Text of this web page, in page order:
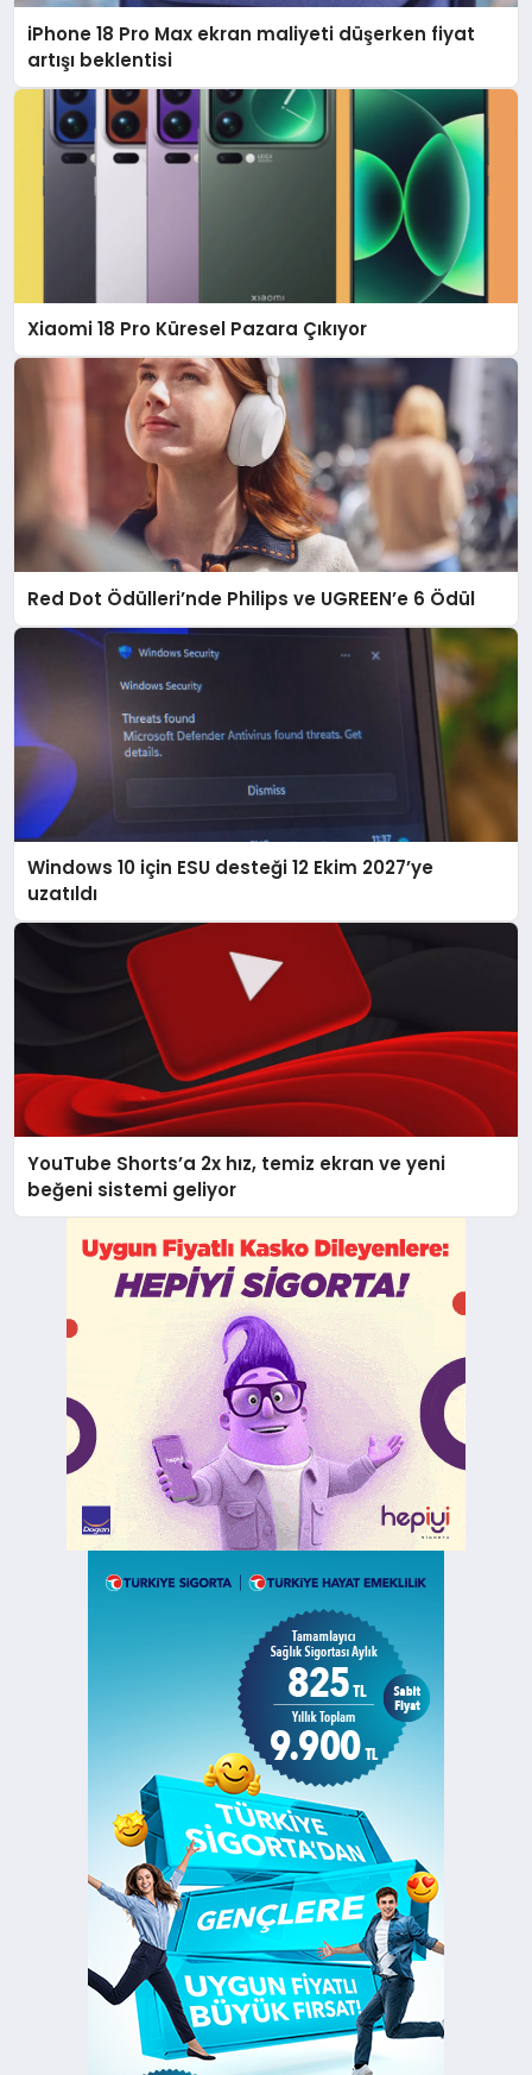
iPhone 18 Pro Max ekran maliyeti düşerken fiyat
artışı beklentisi
Xiaomi 18 Pro Küresel Pazara Çıkıyor
Red Dot Ödülleri’nde Philips ve UGREEN’e 6 Ödül
Windows 10 için ESU desteği 12 Ekim 2027’ye
uzatıldı
YouTube Shorts’a 2x hız, temiz ekran ve yeni
beğeni sistemi geliyor